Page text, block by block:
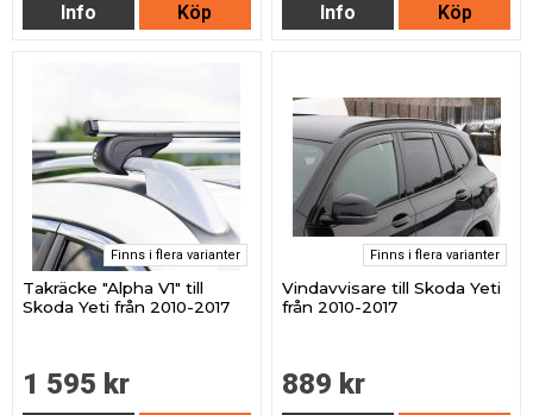
Info Köp Info Köp
Finns i flera varianter
Takräcke "Alpha V1" till
Skoda Yeti från 2010-2017
1 595 kr
Finns i flera varianter
Vindavvisare till Skoda Yeti
från 2010-2017
889 kr